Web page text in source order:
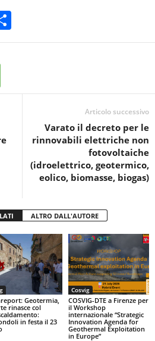
o
vi
Articolo successivo
Varato il decreto per le
rinnovabili elettriche non
fotovoltaiche
(idroelettrico, geotermico,
eolico, biomasse, biogas)
ALTRO DALL'AUTORE
Geotermia,
rinasce col
in festa il 23
Cosvig
COSVIG-DTE a Firenze per
il Workshop
internazionale “Strategic
Innovation Agenda for
Geothermal Exploitation
in Europe”